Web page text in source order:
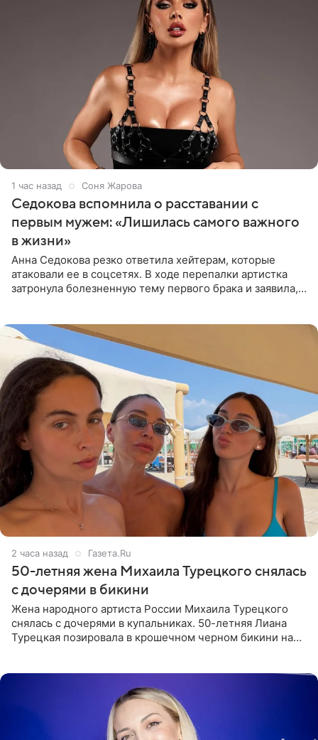
1 час назад Соня Жарова
Седокова вспомнила о расставании с
первым мужем: «Лишилась самого важного
в жизни»
Анна Седокова резко ответила хейтерам, которые
атаковали ее в соцсетях. В ходе перепалки артистка
затронула болезненную тему первого брака и заявила,
2 часа назад Газета.Ru
50-летняя жена Михаила Турецкого снялась
с дочерями в бикини
Жена народного артиста России Михаила Турецкого
снялась с дочерями в купальниках. 50-летняя Лиана
Турецкая позировала в крошечном черном бикини на